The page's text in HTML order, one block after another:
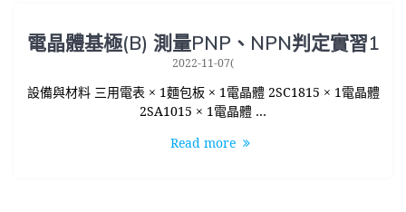
電晶體基極(B) 測量PNP、NPN判定實習1
2022-11-07(
設備與材料 三用電表 × 1麵包板 × 1電晶體 2SC1815 × 1電晶體
2SA1015 × 1電晶體 …
Read more